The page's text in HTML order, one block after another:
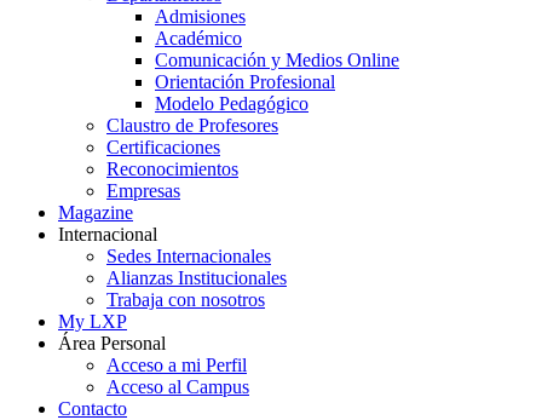
Admisiones
Académico
Comunicación y Medios Online
Orientación Profesional
Modelo Pedagógico
Claustro de Profesores
Certificaciones
Reconocimientos
Empresas
Magazine
Internacional
Sedes Internacionales
Alianzas Institucionales
Trabaja con nosotros
My LXP
Área Personal
Acceso a mi Perfil
Acceso al Campus
Contacto